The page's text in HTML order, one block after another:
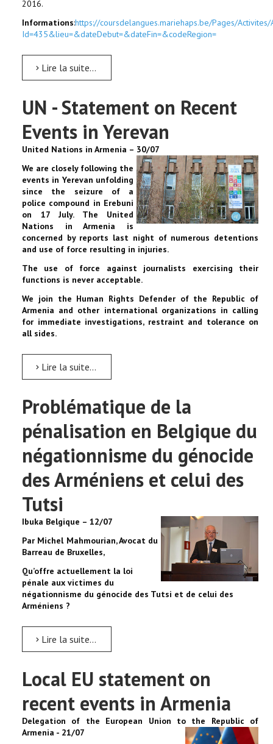
2016.
Informations:https://coursdelangues.mariehaps.be/Pages/Activites/
Id=435&lieu=&dateDebut=&dateFin=&codeRegion=
Lire la suite...
UN - Statement on Recent
Events in Yerevan
United Nations in Armenia – 30/07
We are closely following the
events in Yerevan unfolding
since the seizure of a
police compound in Erebuni
on 17 July. The United
Nations in Armenia is
concerned by reports last night of numerous detentions
and use of force resulting in injuries.
The use of force against journalists exercising their
functions is never acceptable.
We join the Human Rights Defender of the Republic of
Armenia and other international organizations in calling
for immediate investigations, restraint and tolerance on
all sides.
Lire la suite...
Problématique de la
pénalisation en Belgique du
négationnisme du génocide
des Arméniens et celui des
Tutsi
Ibuka Belgique – 12/07
Par Michel Mahmourian, Avocat du
Barreau de Bruxelles,
Qu’offre actuellement la loi
pénale aux victimes du
négationnisme du génocide des Tutsi et de celui des
Arméniens ?
Lire la suite...
Local EU statement on
recent events in Armenia
Delegation of the European Union to the Republic of
Armenia - 21/07